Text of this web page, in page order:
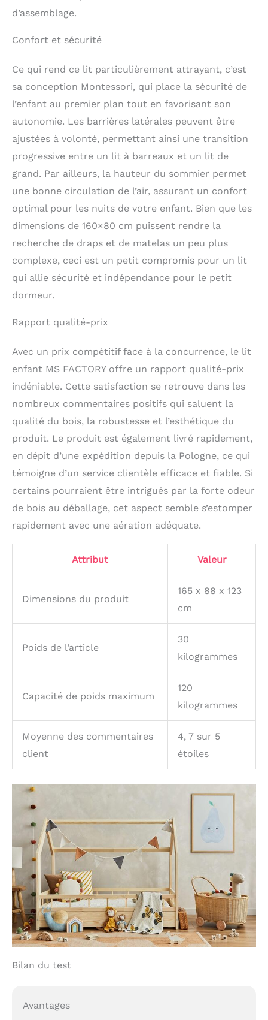
s'adapte parfaitement à
la chambre de votre
enfant! Résistance
jusqu'à 120 kg - vous
pouvez vous allonger à
vous inquiéter, grâce à
une construction solide
et stable. La surface
soigneusement poncée
à la main, est
recouverte de peintures
hypoallergéniques à
base d'eau, quasiment
inodores. Votre bébé
tranquillement.
d’assemblage.
Confort et sécurité
Ce qui rend ce lit particulièrement attrayant, c’est
sa conception Montessori, qui place la sécurité de
l’enfant au premier plan tout en favorisant son
autonomie. Les barrières latérales peuvent être
ajustées à volonté, permettant ainsi une transition
progressive entre un lit à barreaux et un lit de
grand. Par ailleurs, la hauteur du sommier permet
une bonne circulation de l’air, assurant un confort
optimal pour les nuits de votre enfant. Bien que les
dimensions de 160×80 cm puissent rendre la
recherche de draps et de matelas un peu plus
complexe, ceci est un petit compromis pour un lit
qui allie sécurité et indépendance pour le petit
dormeur.
Rapport qualité-prix
Avec un prix compétitif face à la concurrence, le lit
enfant MS FACTORY offre un rapport qualité-prix
indéniable. Cette satisfaction se retrouve dans les
nombreux commentaires positifs qui saluent la
qualité du bois, la robustesse et l’esthétique du
produit. Le produit est également livré rapidement,
en dépit d’une expédition depuis la Pologne, ce qui
témoigne d’un service clientèle efficace et fiable. Si
certains pourraient être intrigués par la forte odeur
de bois au déballage, cet aspect semble s’estomper
rapidement avec une aération adéquate.
Attribut Valeur
Dimensions du produit
165 x 88 x 123
cm
Poids de l’article
30
kilogrammes
Capacité de poids maximum
120
kilogrammes
Moyenne des commentaires
client
4, 7 sur 5
étoiles
Bilan du test
Avantages